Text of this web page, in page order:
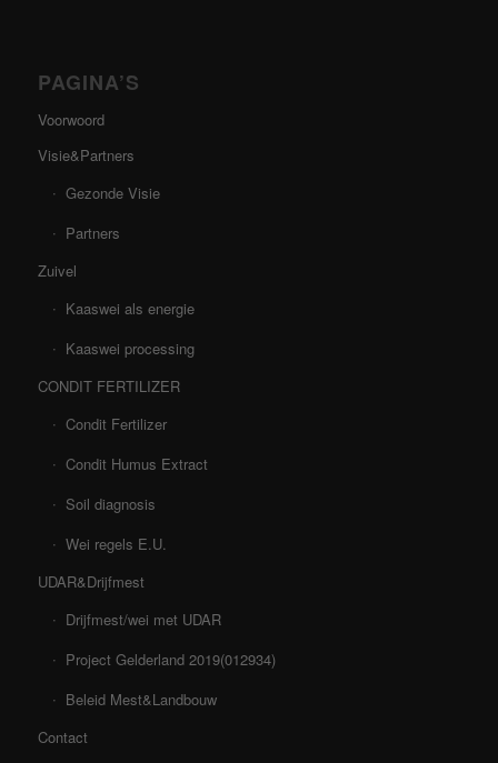
PAGINA’S
Voorwoord
Visie&Partners
Gezonde Visie
Partners
Zuivel
Kaaswei als energie
Kaaswei processing
CONDIT FERTILIZER
Condit Fertilizer
Condit Humus Extract
Soil diagnosis
Wei regels E.U.
UDAR&Drijfmest
Drijfmest/wei met UDAR
Project Gelderland 2019(012934)
Beleid Mest&Landbouw
Contact